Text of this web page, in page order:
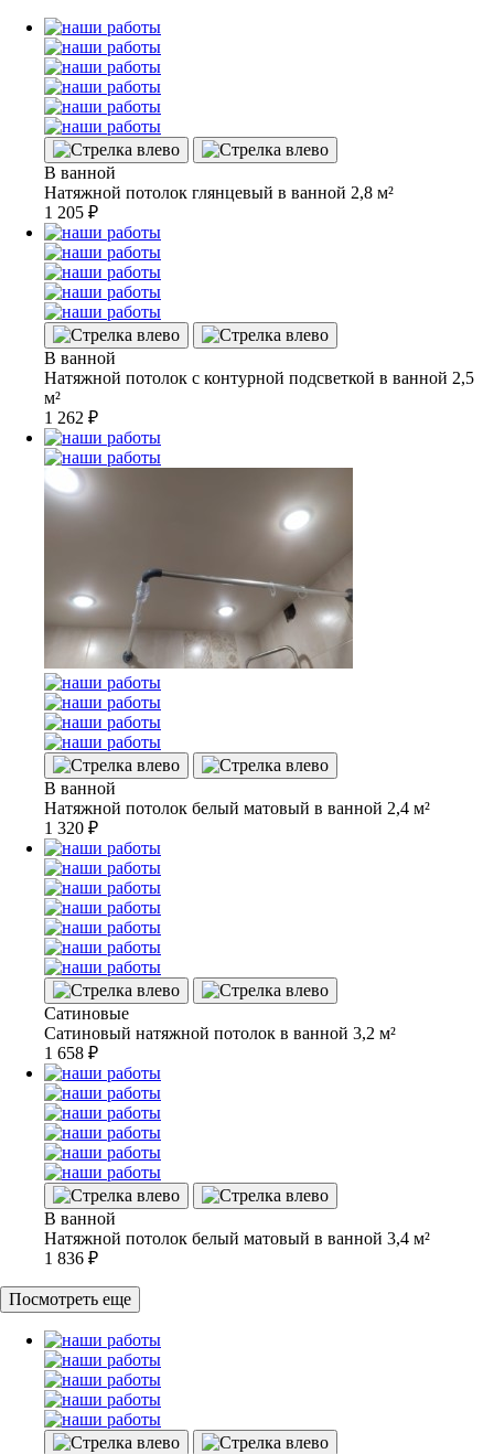
В ванной
Натяжной потолок глянцевый в ванной 2,8 м²
1 205 ₽
В ванной
Натяжной потолок с контурной подсветкой в ванной 2,5
м²
1 262 ₽
В ванной
Натяжной потолок белый матовый в ванной 2,4 м²
1 320 ₽
Сатиновые
Сатиновый натяжной потолок в ванной 3,2 м²
1 658 ₽
В ванной
Натяжной потолок белый матовый в ванной 3,4 м²
1 836 ₽
Посмотреть еще